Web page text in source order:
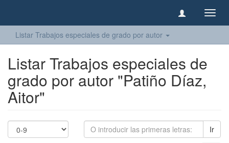
Listar Trabajos especiales de grado por autor
Listar Trabajos especiales de
grado por autor "Patiño Díaz,
Aitor"
Ir